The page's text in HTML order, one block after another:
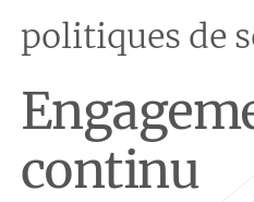
politiques de
continu